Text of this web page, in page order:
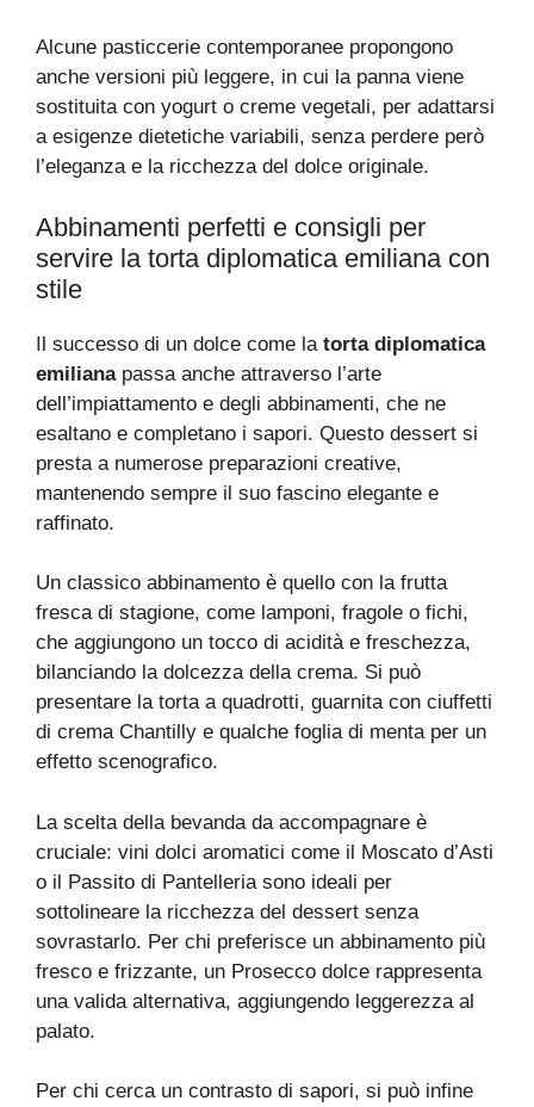
Alcune pasticcerie contemporanee propongono
anche versioni più leggere, in cui la panna viene
sostituita con yogurt o creme vegetali, per adattarsi
a esigenze dietetiche variabili, senza perdere però
l’eleganza e la ricchezza del dolce originale.
Abbinamenti perfetti e consigli per
servire la torta diplomatica emiliana con
stile
Il successo di un dolce come la torta diplomatica
emilianapassa anche attraverso l’arte
dell’impiattamento e degli abbinamenti, che ne
esaltano e completano i sapori. Questo dessert si
presta a numerose preparazioni creative,
mantenendo sempre il suo fascino elegante e
raffinato.
Un classico abbinamento è quello con la frutta
fresca di stagione, come lamponi, fragole o fichi,
che aggiungono un tocco di acidità e freschezza,
bilanciando la dolcezza della crema. Si può
presentare la torta a quadrotti, guarnita con ciuffetti
di crema Chantilly e qualche foglia di menta per un
effetto scenografico.
La scelta della bevanda da accompagnare è
cruciale: vini dolci aromatici come il Moscato d’Asti
o il Passito di Pantelleria sono ideali per
sottolineare la ricchezza del dessert senza
sovrastarlo. Per chi preferisce un abbinamento più
fresco e frizzante, un Prosecco dolce rappresenta
una valida alternativa, aggiungendo leggerezza al
palato.
Per chi cerca un contrasto di sapori, si può infine